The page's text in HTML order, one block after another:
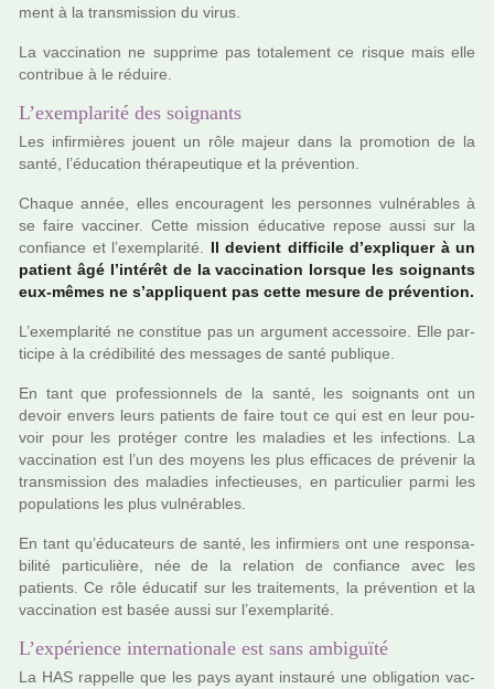
ment à la trans­mis­sion du virus.
La vac­ci­na­tion ne sup­prime pas tota­le­ment ce risque mais elle
contri­bue à le réduire.
L’exemplarité des soignants
Les infir­miè­res jouent un rôle majeur dans la pro­mo­tion de la
santé, l’éducation thé­ra­peu­ti­que et la pré­ven­tion.
Chaque année, elles encou­ra­gent les per­son­nes vul­né­ra­bles à
se faire vac­ci­ner. Cette mis­sion éducative repose aussi sur la
confiance et l’exem­pla­rité. Il devient dif­fi­cile d’expli­quer à un
patient âgé l’inté­rêt de la vac­ci­na­tion lors­que les soi­gnants
eux-mêmes ne s’appli­quent pas cette mesure de pré­ven­tion.
L’exem­pla­rité ne cons­ti­tue pas un argu­ment acces­soire. Elle par­
ti­cipe à la cré­di­bi­lité des mes­sa­ges de santé publi­que.
En tant que pro­fes­sion­nels de la santé, les soi­gnants ont un
devoir envers leurs patients de faire tout ce qui est en leur pou­
voir pour les pro­té­ger contre les mala­dies et les infec­tions. La
vac­ci­na­tion est l’un des moyens les plus effi­ca­ces de pré­ve­nir la
trans­mis­sion des mala­dies infec­tieu­ses, en par­ti­cu­lier parmi les
popu­la­tions les plus vul­né­ra­bles.
En tant qu’éducateurs de santé, les infir­miers ont une res­pon­sa­
bi­lité par­ti­cu­lière, née de la rela­tion de confiance avec les
patients. Ce rôle éducatif sur les trai­te­ments, la pré­ven­tion et la
vac­ci­na­tion est basée aussi sur l’exem­pla­rité.
L’expérience internationale est sans ambiguïté
La HAS rap­pelle que les pays ayant ins­tauré une obli­ga­tion vac­